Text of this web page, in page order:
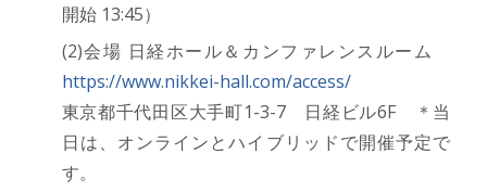
開始 13:45）
(2)会場 日経ホール＆カンファレンスルーム
https://www.nikkei-hall.com/access/
東京都千代田区大手町1-3-7 日経ビル6F ＊当
日は、オンラインとハイブリッドで開催予定で
す。